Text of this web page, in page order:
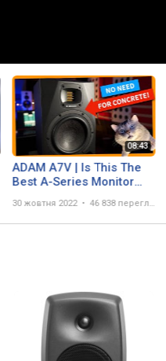
ADAM A7V | Is This The
Best A-Series Monitor
30 жовтня 2022 46 838 переглядів